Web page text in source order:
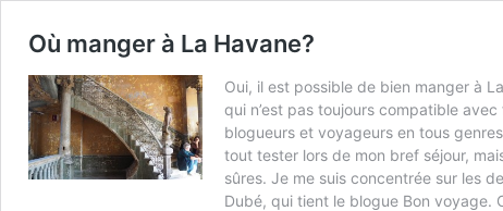
Où manger à La Havane?
Oui, il est possible de bien manger à
qui n’est pas toujours compatible
blogueurs et voyageurs en tous
tout tester lors de mon bref séjour,
sûres. Je me suis concentrée sur les
Dubé, qui tient le blogue Bon voyage.